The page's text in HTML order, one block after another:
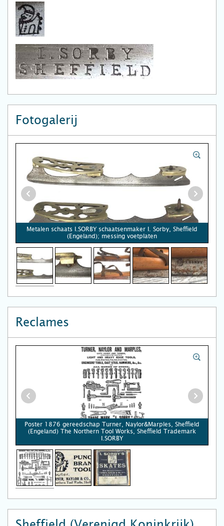
Fotogalerij
Metalen schaats I.SORBY schaatsenmaker I. Sorby, Sheffield
(Engeland); messing voetplaten
Reclames
Poster 1876 gereedschap Turner, Naylor&Marples, Sheffield
(Engeland) The Northern Tool Works, Sheffield Trademark
I.SORBY